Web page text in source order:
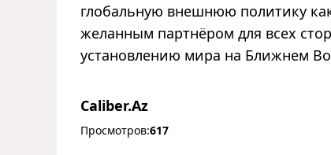
глобальную внешнюю политику
желанным партнёром для всех
установлению мира на Ближнем
Caliber.Az
Просмотров:617